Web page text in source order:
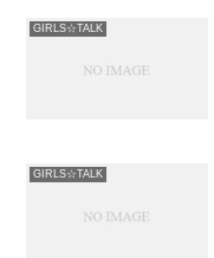
GIRLS☆TALK
GIRLS☆TALK